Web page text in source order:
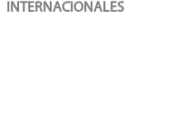
INTERNACIONALES